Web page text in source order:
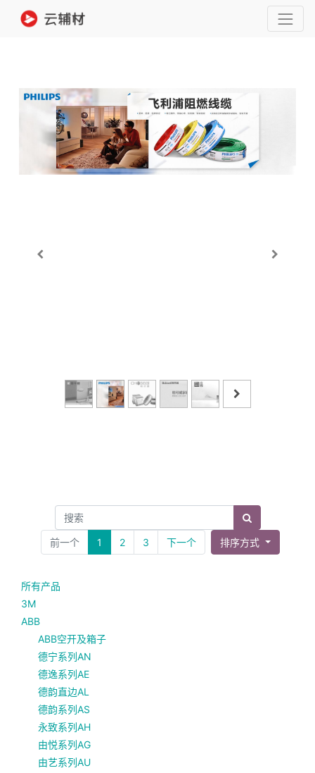
前一个 1 2 3 下一个 排序方式
所有产品
3M
ABB
ABB空开及箱子
德宁系列AN
德逸系列AE
德韵直边AL
德韵系列AS
永致系列AH
由悦系列AG
由艺系列AU